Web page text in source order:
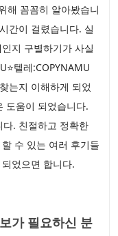
해 꼼꼼히 알아봤습니
간이 걸렸습니다. 실
지 구별하기가 사실
텔레:COPYNAMU
는지 이해하게 되었
도움이 되었습니다.
. 친절하고 정확한
수 있는 여러 후기들
었으면 합니다.
가 필요하신 분